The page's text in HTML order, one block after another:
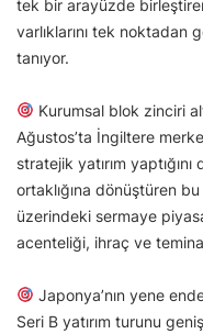
tek bir arayüzde
varlıklarını tek noktadan
tanıyor.
Kurumsal blok zinciri
Ağustos’ta İngiltere
stratejik yatırım
ortaklığına dönüştüren
üzerindeki sermaye
acenteliği, ihraç ve
Japonya’nın yene
Seri B yatırım turunu